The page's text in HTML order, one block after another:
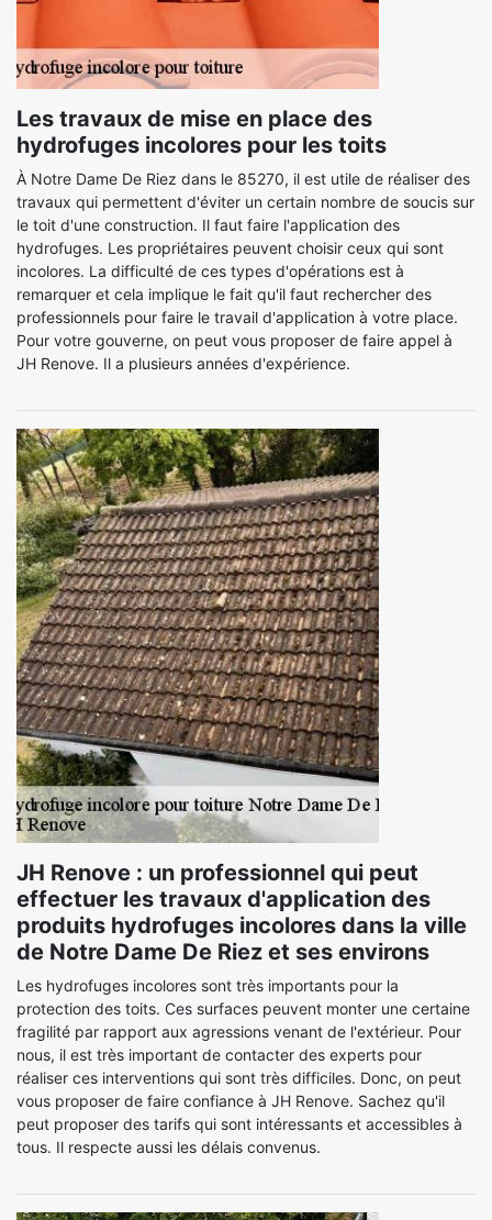
Les travaux de mise en place des
hydrofuges incolores pour les toits
À Notre Dame De Riez dans le 85270, il est utile de réaliser des
travaux qui permettent d'éviter un certain nombre de soucis sur
le toit d'une construction. Il faut faire l'application des
hydrofuges. Les propriétaires peuvent choisir ceux qui sont
incolores. La difficulté de ces types d'opérations est à
remarquer et cela implique le fait qu'il faut rechercher des
professionnels pour faire le travail d'application à votre place.
Pour votre gouverne, on peut vous proposer de faire appel à
JH Renove. Il a plusieurs années d'expérience.
JH Renove : un professionnel qui peut
effectuer les travaux d'application des
produits hydrofuges incolores dans la ville
de Notre Dame De Riez et ses environs
Les hydrofuges incolores sont très importants pour la
protection des toits. Ces surfaces peuvent monter une certaine
fragilité par rapport aux agressions venant de l'extérieur. Pour
nous, il est très important de contacter des experts pour
réaliser ces interventions qui sont très difficiles. Donc, on peut
vous proposer de faire confiance à JH Renove. Sachez qu'il
peut proposer des tarifs qui sont intéressants et accessibles à
tous. Il respecte aussi les délais convenus.